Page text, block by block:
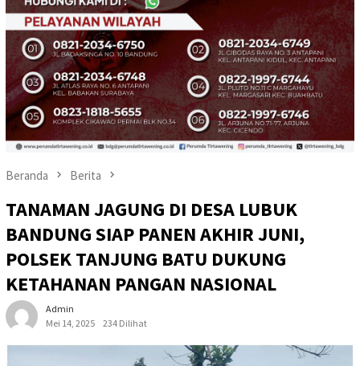
Beranda Berita
TANAMAN JAGUNG DI DESA LUBUK
BANDUNG SIAP PANEN AKHIR JUNI,
POLSEK TANJUNG BATU DUKUNG
KETAHANAN PANGAN NASIONAL
Admin
Mei 14, 2025
234 Dilihat